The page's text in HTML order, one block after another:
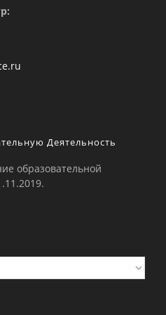
Деятельность
образовательной